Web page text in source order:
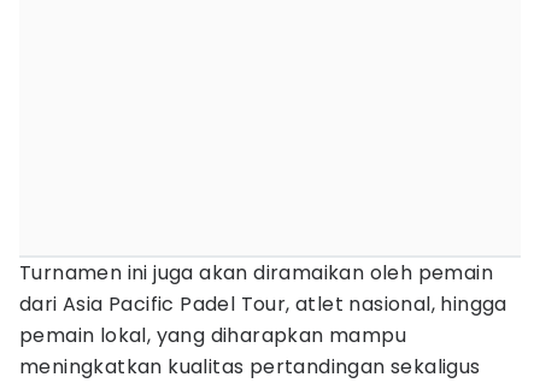
Turnamen ini juga akan diramaikan oleh pemain
dari Asia Pacific Padel Tour, atlet nasional, hingga
pemain lokal, yang diharapkan mampu
meningkatkan kualitas pertandingan sekaligus